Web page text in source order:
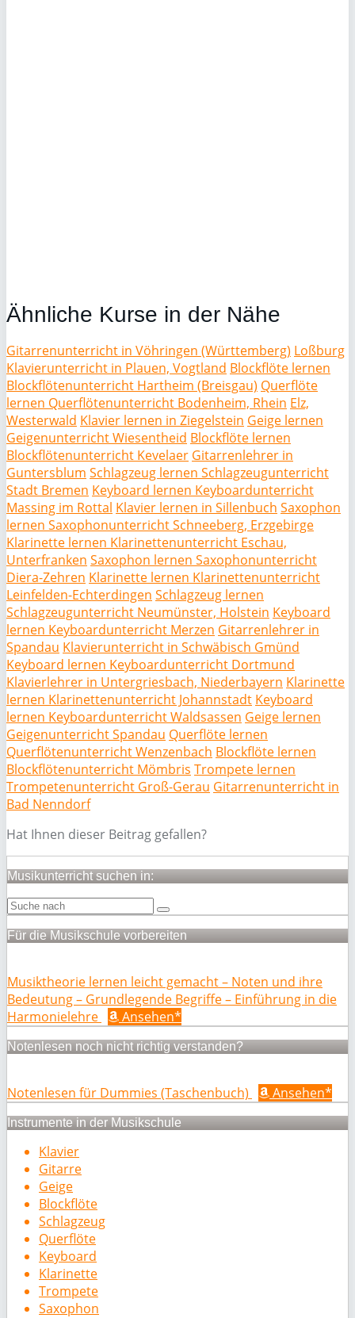
Ähnliche Kurse in der Nähe
Gitarrenunterricht in Vöhringen (Württemberg) Loßburg
Klavierunterricht in Plauen, Vogtland Blockflöte lernen
Blockflötenunterricht Hartheim (Breisgau) Querflöte
lernen Querflötenunterricht Bodenheim, Rhein Elz,
Westerwald Klavier lernen in Ziegelstein Geige lernen
Geigenunterricht Wiesentheid Blockflöte lernen
Blockflötenunterricht Kevelaer Gitarrenlehrer in
Guntersblum Schlagzeug lernen Schlagzeugunterricht
Stadt Bremen Keyboard lernen Keyboardunterricht
Massing im Rottal Klavier lernen in Sillenbuch Saxophon
lernen Saxophonunterricht Schneeberg, Erzgebirge
Klarinette lernen Klarinettenunterricht Eschau,
Unterfranken Saxophon lernen Saxophonunterricht
Diera-Zehren Klarinette lernen Klarinettenunterricht
Leinfelden-Echterdingen Schlagzeug lernen
Schlagzeugunterricht Neumünster, Holstein Keyboard
lernen Keyboardunterricht Merzen Gitarrenlehrer in
Spandau Klavierunterricht in Schwäbisch Gmünd
Keyboard lernen Keyboardunterricht Dortmund
Klavierlehrer in Untergriesbach, Niederbayern Klarinette
lernen Klarinettenunterricht Johannstadt Keyboard
lernen Keyboardunterricht Waldsassen Geige lernen
Geigenunterricht Spandau Querflöte lernen
Querflötenunterricht Wenzenbach Blockflöte lernen
Blockflötenunterricht Mömbris Trompete lernen
Trompetenunterricht Groß-Gerau Gitarrenunterricht in
Bad Nenndorf
Hat Ihnen dieser Beitrag gefallen?
Musikunterricht suchen in:
Für die Musikschule vorbereiten
Musiktheorie lernen leicht gemacht – Noten und ihre
Bedeutung – Grundlegende Begriffe – Einführung in die
Harmonielehre
Ansehen*
Notenlesen noch nicht richtig verstanden?
Notenlesen für Dummies (Taschenbuch) Ansehen*
Instrumente in der Musikschule
Klavier
Gitarre
Geige
Blockflöte
Schlagzeug
Querflöte
Keyboard
Klarinette
Trompete
Saxophon